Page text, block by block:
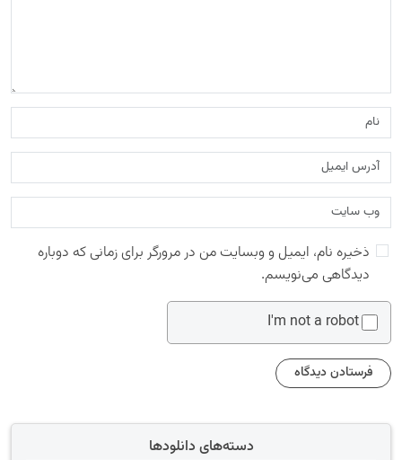
ذخیره نام، ایمیل و وبسایت من در مرورگر برای زمانی که دوباره
دیدگاهی می‌نویسم.
I'm not a robot
دسته‌های دانلودها